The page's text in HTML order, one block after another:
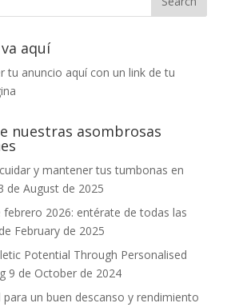
aquí
tu anuncio aquí con un link de tu
nuestras asombrosas
y mantener tus tumbonas en
de August de 2025
2026: entérate de todas las
February de 2025
Potential Through Personalised
9 de October de 2024
para un buen descanso y rendimiento